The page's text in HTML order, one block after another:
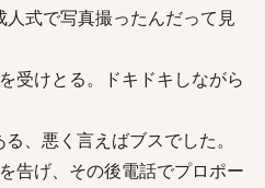
式で写真撮ったんだって見
受けとる。ドキドキしながら
、悪く言えばブスでした。
告げ、その後電話でプロポー